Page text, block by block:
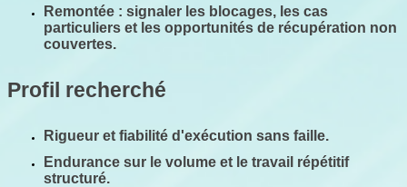
Remontée : signaler les blocages, les cas
particuliers et les opportunités de récupération non
couvertes.
Profil recherché
Rigueur et fiabilité d'exécution sans faille.
Endurance sur le volume et le travail répétitif
structuré.